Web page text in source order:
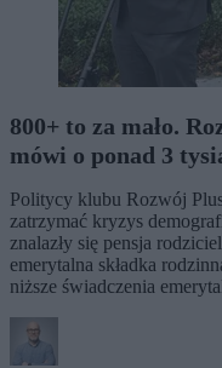
800+ to za mało.
mówi o ponad 3
Politycy klubu Rozwój
zatrzymać kryzys
znalazły się pensja
emerytalna składka
niższe świadczenia